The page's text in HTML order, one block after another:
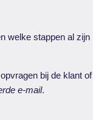
welke stappen al zijn
bij de klant of
e-mail.